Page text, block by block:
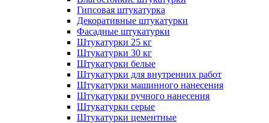
Гипсовая штукатурка
Декоративные штукатурки
Фасадные штукатурки
Штукатурки 25 кг
Штукатурки 30 кг
Штукатурки белые
Штукатурки для внутренних работ
Штукатурки машинного нанесения
Штукатурки ручного нанесения
Штукатурки серые
Штукатурки цементные